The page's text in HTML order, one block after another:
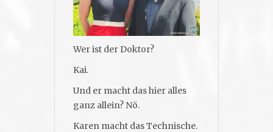
Wer ist der Doktor?
Kai.
Und er macht das hier alles
ganz allein? Nö.
Karen macht das Technische.